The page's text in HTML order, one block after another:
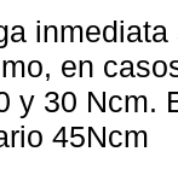
en
y 30 Ncm.
45Ncm